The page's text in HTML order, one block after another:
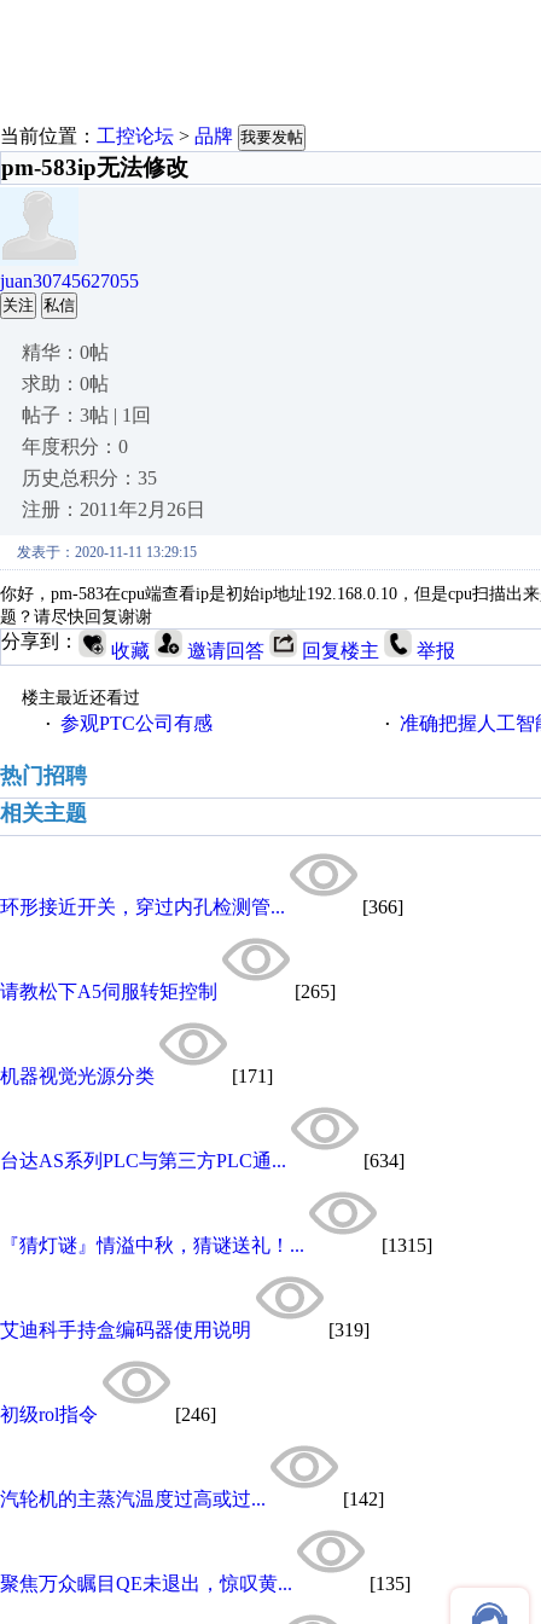
当前位置： 工控论坛 > 品牌 我要发帖
pm-583ip无法修改
juan30745627055
关注 私信
精华：0帖
求助：0帖
帖子：3帖 | 1回
年度积分：0
历史总积分：35
注册：2011年2月26日
发表于：2020-11-11 13:29:15
你好，pm-583在cpu端查看ip是初始ip地址192.168.0.10，但是cpu扫描
题？请尽快回复谢谢
分享到： 收藏 邀请回答 回复楼主 举报
楼主最近还看过
· 参观PTC公司有感 · 准确把握人工
热门招聘
相关主题
环形接近开关，穿过内孔检测管... [366]
请教松下A5伺服转矩控制 [265]
机器视觉光源分类 [171]
台达AS系列PLC与第三方PLC通... [634]
『猜灯谜』情溢中秋，猜谜送礼！... [1315]
艾迪科手持盒编码器使用说明 [319]
初级rol指令 [246]
汽轮机的主蒸汽温度过高或过... [142]
聚焦万众瞩目QE未退出，惊叹黄... [135]